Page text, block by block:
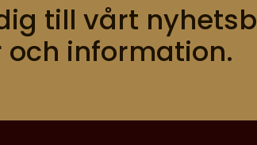
till vårt
och information.